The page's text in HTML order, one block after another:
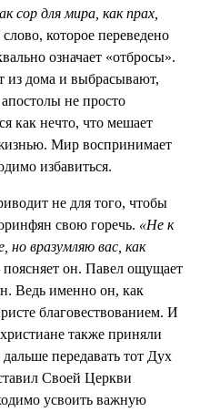
сор для мира, как прах,
слово, которое переведено
означает «отбросы».
из дома и выбрасывают,
не просто
как нечто, что мешает
Мир воспринимает
избавиться.
не для того, чтобы
свою горечь. «Не к
вразумляю вас, как
он. Павел ощущает
Ведь именно он, как
благовествованием. И
также приняли
передавать тот Дух
Своей Церкви
усвоить важную